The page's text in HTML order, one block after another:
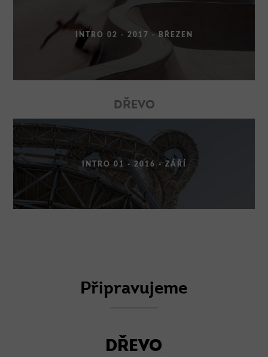
INTRO 02 - 2017 - BŘEZEN
DŘEVO
INTRO 01 - 2016 - ZÁŘÍ
Připravujeme
DŘEVO